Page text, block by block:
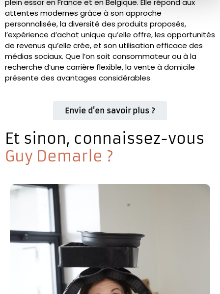
plein essor en France et en Belgique. Elle répond aux
attentes modernes grâce à son approche
personnalisée, la diversité des produits proposés,
l’expérience d’achat unique qu’elle offre, les opportunités
de revenus qu’elle crée, et son utilisation efficace des
médias sociaux. Que l’on soit consommateur ou à la
recherche d’une carrière flexible, la vente à domicile
présente des avantages considérables.
Envie d'en savoir plus ?
Et sinon, connaissez-vous
Guy Demarle ?